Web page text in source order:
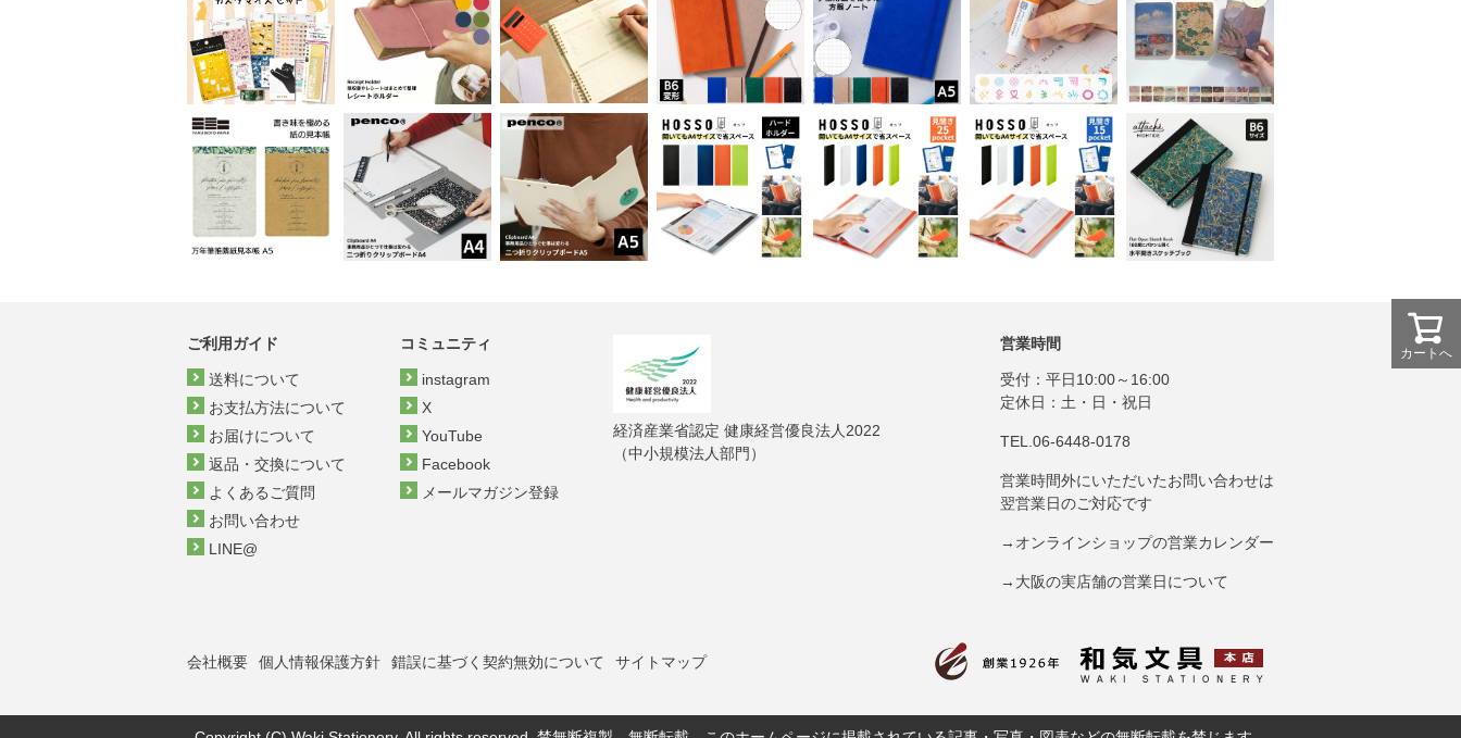
カートへ
ご利用ガイド
送料について
お支払方法について
お届けについて
返品・交換について
よくあるご質問
お問い合わせ
LINE@
コミュニティ
instagram
X
YouTube
Facebook
メールマガジン登録
経済産業省認定 健康経営優良法人2022
（中小規模法人部門）
営業時間
受付：平日10:00～16:00
定休日：土・日・祝日
TEL.06-6448-0178
営業時間外にいただいたお問い合わせは
翌営業日のご対応です
→オンラインショップの営業カレンダー
→大阪の実店舗の営業日について
会社概要 個人情報保護方針 錯誤に基づく契約無効について サイトマップ